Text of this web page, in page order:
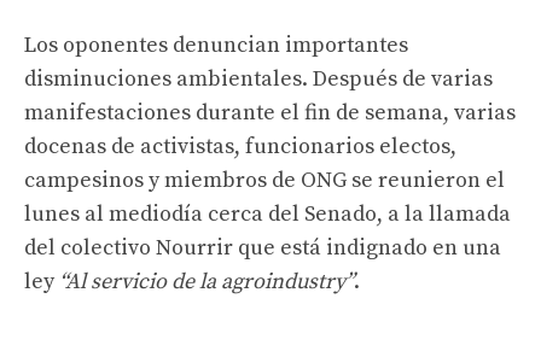
Los oponentes denuncian importantes
disminuciones ambientales. Después de varias
manifestaciones durante el fin de semana, varias
docenas de activistas, funcionarios electos,
campesinos y miembros de ONG se reunieron el
lunes al mediodía cerca del Senado, a la llamada
del colectivo Nourrir que está indignado en una
ley “Al servicio de la agroindustry”.